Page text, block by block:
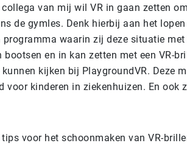
van mij wil VR in gaan zetten
de gymles. Denk hierbij aan het
waarin zij deze situatie
en in kan zetten met een VR-
kunnen kijken bij PlaygroundVR. Deze
voor kinderen in ziekenhuizen. En ook
voor het schoonmaken van VR-